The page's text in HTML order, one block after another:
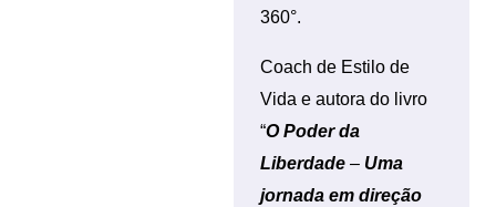
360°.
Coach de Estilo de
Vida e autora do livro
“O Poder da
Liberdade – Uma
jornada em direção